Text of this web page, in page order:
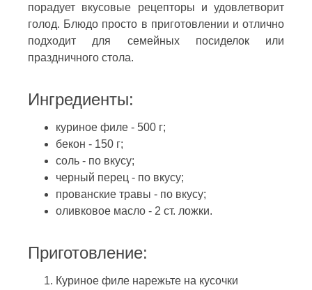
порадует вкусовые рецепторы и удовлетворит
голод. Блюдо просто в приготовлении и отлично
подходит для семейных посиделок или
праздничного стола.
Ингредиенты:
куриное филе - 500 г;
бекон - 150 г;
соль - по вкусу;
черный перец - по вкусу;
прованские травы - по вкусу;
оливковое масло - 2 ст. ложки.
Приготовление:
Куриное филе нарежьте на кусочки